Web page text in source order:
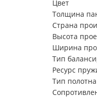
Цвет
Толщина
Страна
Высота
Ширина
Тип
Ресурс
Тип